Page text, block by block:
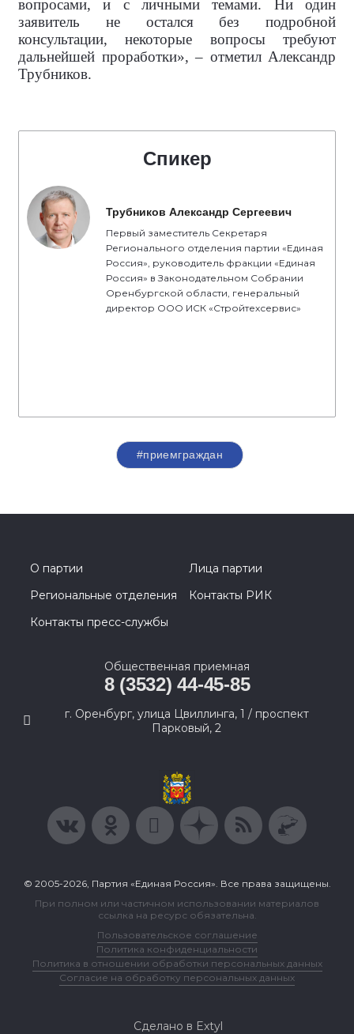
вопросами, и с личными темами. Ни один
заявитель не остался без подробной
консультации, некоторые вопросы требуют
дальнейшей проработки», – отметил Александр
Трубников.
Спикер
Трубников Александр Сергеевич
Первый заместитель Секретаря
Регионального отделения партии «Единая
Россия», руководитель фракции «Единая
Россия» в Законодательном Собрании
Оренбургской области, генеральный
директор ООО ИСК «Стройтехсервис»
#приемграждан
О партии
Лица партии
Региональные отделения
Контакты РИК
Контакты пресс-службы
Общественная приемная
8 (3532) 44-45-85
г. Оренбург, улица Цвиллинга, 1 / проспект
Парковый, 2
© 2005-2026, Партия «Единая Россия». Все права защищены.
При полном или частичном использовании материалов
ссылка на ресурс обязательна.
Пользовательское соглашение
Политика конфиденциальности
Политика в отношении обработки персональных данных
Согласие на обработку персональных данных
Сделано в Extyl